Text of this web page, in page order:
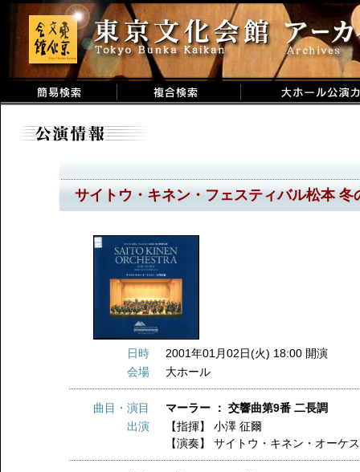
サイトウ・キネン・フェスティバル松本 冬
日時
2001年01月02日(火) 18:00 開演
会場
大ホール
曲目・演目
マーラー ： 交響曲第9番 二長調
出演
【指揮】小澤 征爾
【演奏】サイトウ・キネン・オーケ